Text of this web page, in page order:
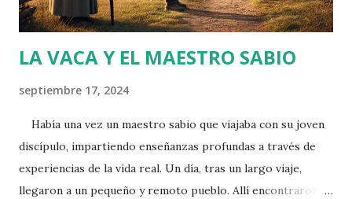
contribuye en un ...
LA VACA Y EL MAESTRO SABIO
septiembre 17, 2024
Había una vez un maestro sabio que viajaba con su joven
discípulo, impartiendo enseñanzas profundas a través de
experiencias de la vida real. Un día, tras un largo viaje,
llegaron a un pequeño y remoto pueblo. Allí encontraron